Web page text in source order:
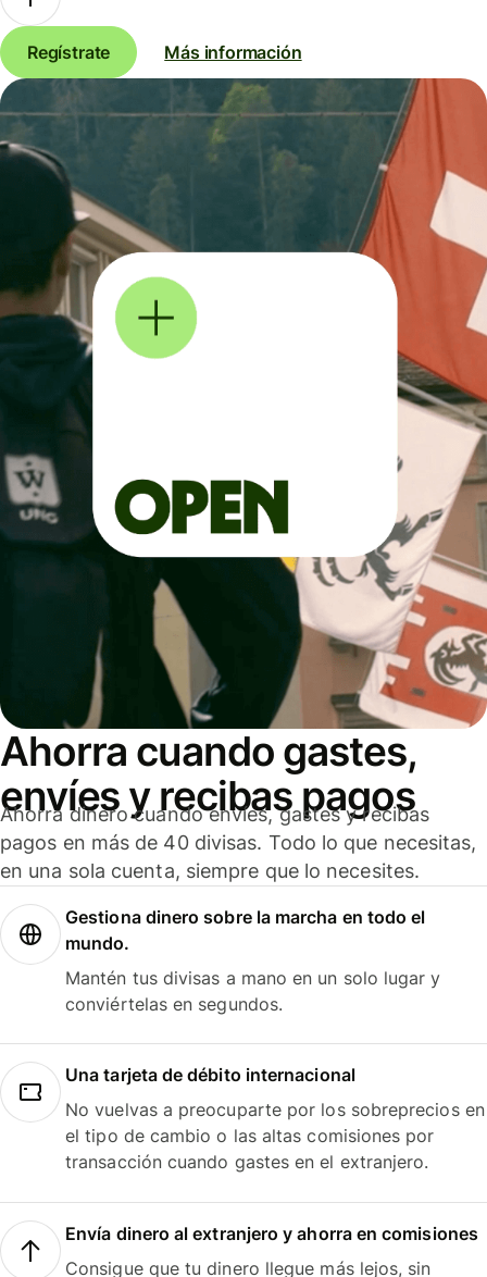
Regístrate Más información
Ahorra cuando gastes,
envíes y recibas pagos
Ahorra dinero cuando envíes, gastes y recibas
pagos en más de 40 divisas. Todo lo que necesitas,
en una sola cuenta, siempre que lo necesites.
Gestiona dinero sobre la marcha en todo el
mundo.
Mantén tus divisas a mano en un solo lugar y
conviértelas en segundos.
Una tarjeta de débito internacional
No vuelvas a preocuparte por los sobreprecios en
el tipo de cambio o las altas comisiones por
transacción cuando gastes en el extranjero.
Envía dinero al extranjero y ahorra en comisiones
Consigue que tu dinero llegue más lejos, sin